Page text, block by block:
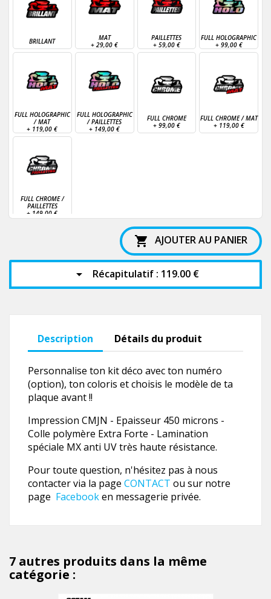
BRILLANT
MAT
+29,00 €
PAILLETTES
+ 59,00 €
FULL HOLOGRAPHIC
+ 99,00 €
FULL HOLOGRAPHIC
/ MAT
+ 119,00 €
FULL HOLOGRAPHIC
/ PAILLETTES
+ 149,00 €
FULL CHROME
+ 99,00 €
FULL CHROME / MAT
+ 119,00 €
FULL CHROME /
PAILLETTES
+ 149,00 €
 AJOUTER AU PANIER
arrow_drop_down Récapitulatif : 119.00 €
Description Détails du produit
Personnalise ton kit déco avec ton numéro
(option), ton coloris et choisis le modèle de ta
plaque avant !!
Impression CMJN - Epaisseur 450 microns -
Colle polymère Extra Forte - Lamination
spéciale MX anti UV très haute résistance.
Pour toute question, n'hésitez pas à nous
contacter via la page CONTACT ou sur notre
page Facebooken messagerie privée.
7 autres produits dans la même
catégorie :